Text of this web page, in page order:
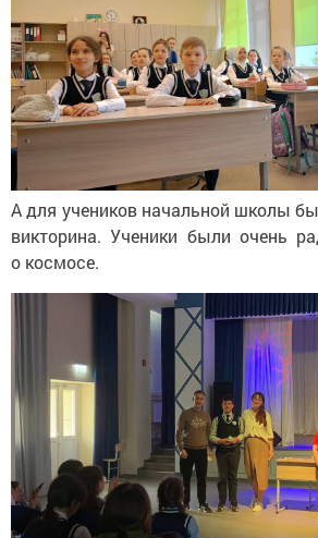
А для учеников начальной школы
викторина. Ученики были очень
о космосе.